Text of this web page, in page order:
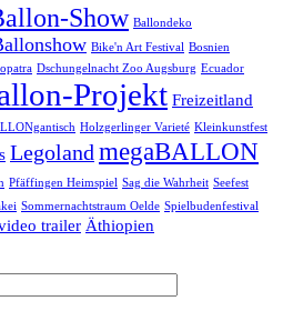
Show Ballondeko
Bike'n Art Festival Bosnien
Dschungelnacht Zoo Augsburg Ecuador
Projekt Freizeitland
Holzgerlinger Varieté Kleinkunstfest
Legoland megaBALLON
Pfäffingen Heimspiel Sag die Wahrheit Seefest
Sommernachtstraum Oelde Spielbudenfestival
trailer Äthiopien